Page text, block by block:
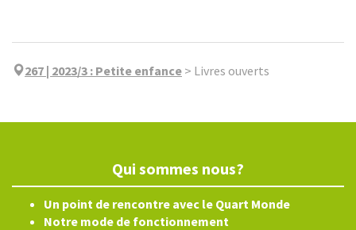
267 | 2023/3 : Petite enfance > Livres ouverts
Qui sommes nous?
Un point de rencontre avec le Quart Monde
Notre mode de fonctionnement